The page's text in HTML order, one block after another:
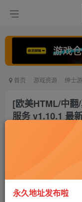
首页 游戏资源 绅士
[欧美HTML/中
服务 v1.10.1 最
永久地址发布啦